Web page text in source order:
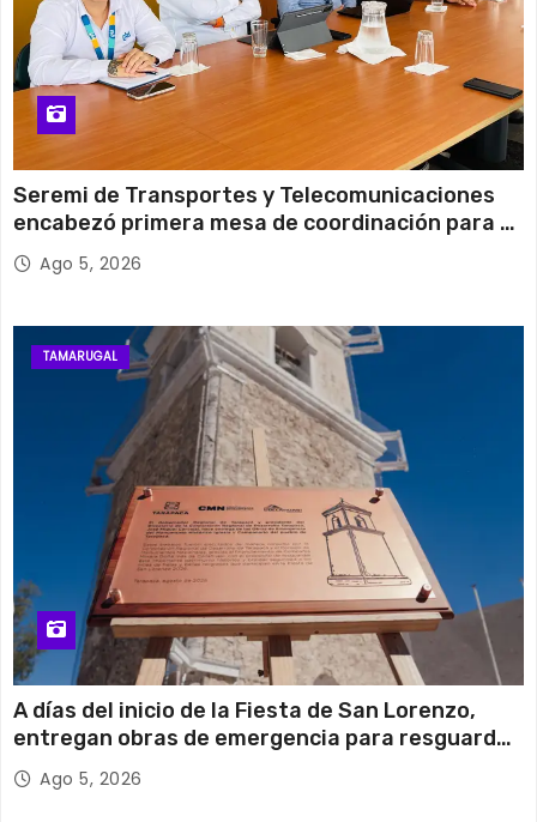
Seremi de Transportes y Telecomunicaciones
encabezó primera mesa de coordinación para el
retiro de cables en desuso en Iquique
Ago 5, 2026
TAMARUGAL
A días del inicio de la Fiesta de San Lorenzo,
entregan obras de emergencia para resguardar
su histórico campanario
Ago 5, 2026